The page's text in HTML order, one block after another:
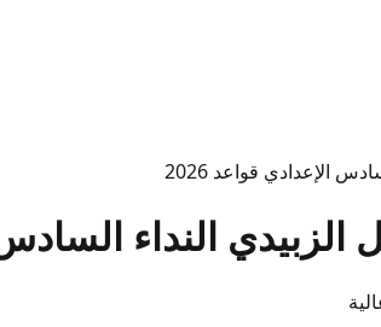
الإعدادي قواعد 2026
النداء السادس